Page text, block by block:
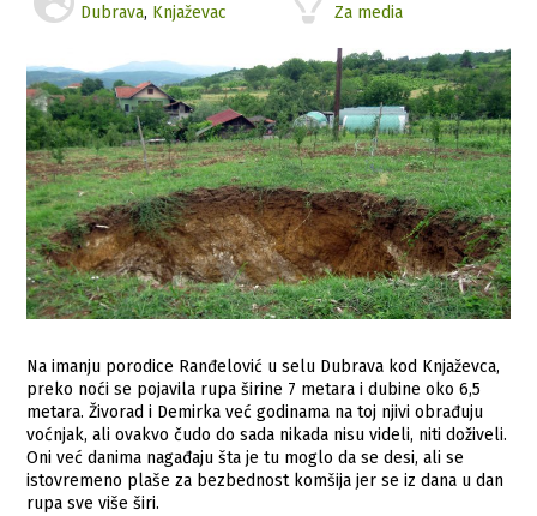
Dubrava, Knjaževac Za media
Na imanju porodice Ranđelović u selu Dubrava kod Knjaževca,
preko noći se pojavila rupa širine 7 metara i dubine oko 6,5
metara. Živorad i Demirka već godinama na toj njivi obrađuju
voćnjak, ali ovakvo čudo do sada nikada nisu videli, niti doživeli.
Oni već danima nagađaju šta je tu moglo da se desi, ali se
istovremeno plaše za bezbednost komšija jer se iz dana u dan
rupa sve više širi.